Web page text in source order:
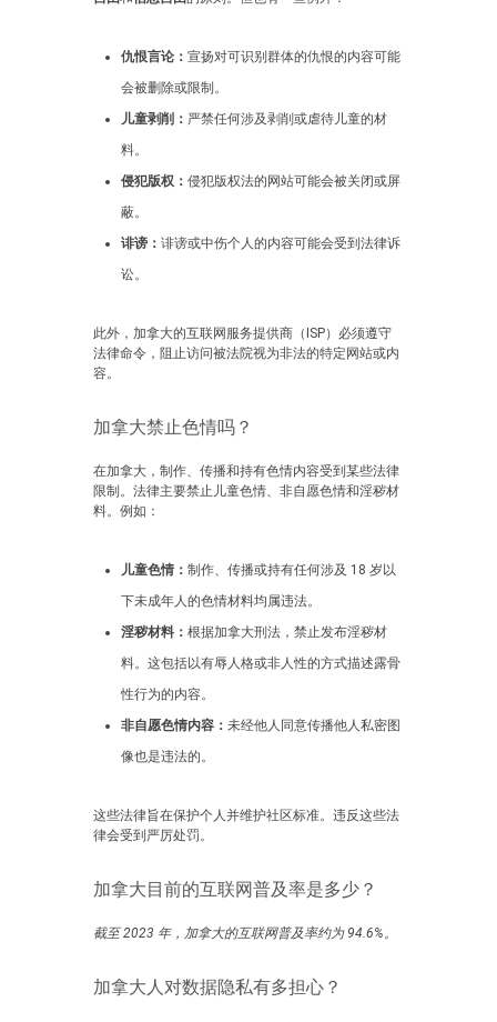
仇恨言论： 宣扬对可识别群体的仇恨的内容可能
会被删除或限制。
儿童剥削： 严禁任何涉及剥削或虐待儿童的材
料。
侵犯版权： 侵犯版权法的网站可能会被关闭或屏
蔽。
诽谤： 诽谤或中伤个人的内容可能会受到法律诉
讼。
此外，加拿大的互联网服务提供商（ISP）必须遵守
法律命令，阻止访问被法院视为非法的特定网站或内
容。
加拿大禁止色情吗？
在加拿大，制作、传播和持有色情内容受到某些法律
限制。法律主要禁止儿童色情、非自愿色情和淫秽材
料。例如：
儿童色情： 制作、传播或持有任何涉及 18 岁以
下未成年人的色情材料均属违法。
淫秽材料： 根据加拿大刑法，禁止发布淫秽材
料。这包括以有辱人格或非人性的方式描述露骨
性行为的内容。
非自愿色情内容： 未经他人同意传播他人私密图
像也是违法的。
这些法律旨在保护个人并维护社区标准。违反这些法
律会受到严厉处罚。
加拿大目前的互联网普及率是多少？
截至 2023 年，加拿大的互联网普及率约为 94.6%。
加拿大人对数据隐私有多担心？